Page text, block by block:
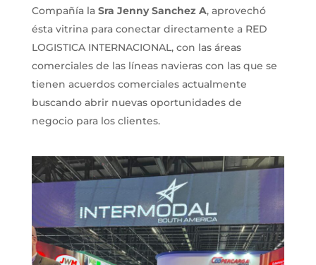
Compañía la Sra Jenny Sanchez A, aprovechó
ésta vitrina para conectar directamente a RED
LOGISTICA INTERNACIONAL, con las áreas
comerciales de las líneas navieras con las que se
tienen acuerdos comerciales actualmente
buscando abrir nuevas oportunidades de
negocio para los clientes.